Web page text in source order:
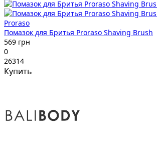
Proraso
Помазок для Бритья Proraso Shaving Brush
569 грн
0
26314
Купить